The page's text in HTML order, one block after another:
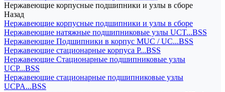
Нержавеющие корпусные подшипники и узлы в сборе
Назад
Нержавеющие корпусные подшипники и узлы в сборе
Нержавеющие натяжные подшипниковые узлы UCT...BSS
Нержавеющие Подшипники в корпус MUC / UC...BSS
Нержавеющие стационарные корпуса P...BSS
Нержавеющие Стационарные подшипниковые узлы
UCP...BSS
Нержавеющие стационарные подшипниковые узлы
UCPA...BSS